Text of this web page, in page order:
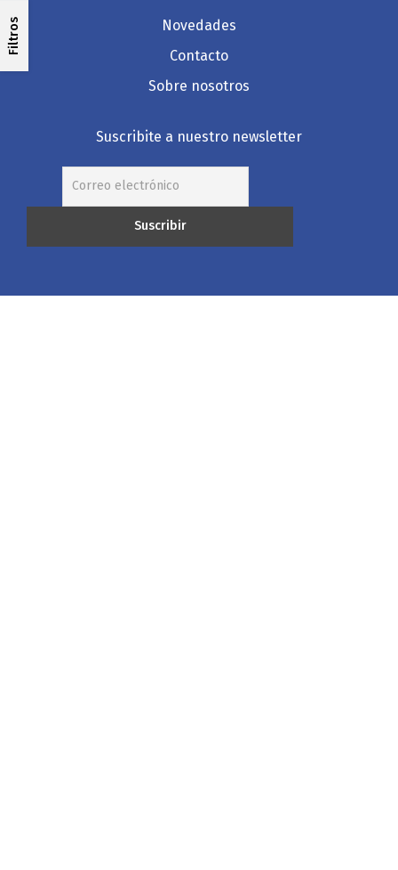
Filtros
Novedades
Contacto
Sobre nosotros
Suscribite a nuestro newsletter